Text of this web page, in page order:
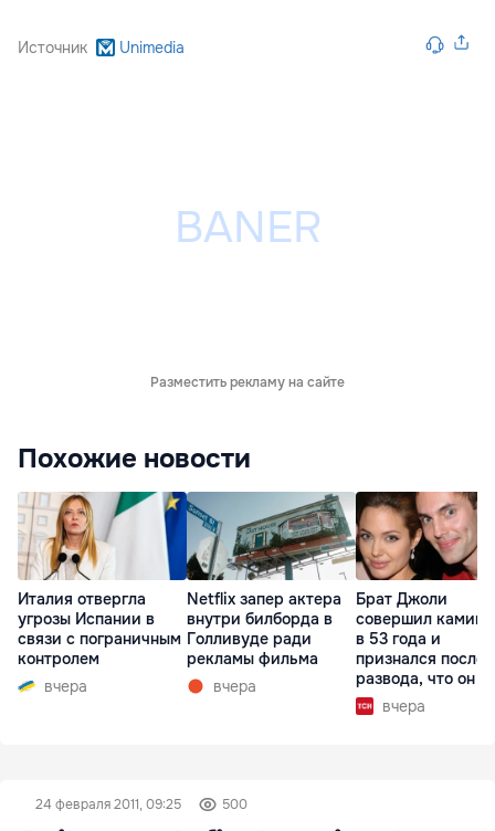
Источник Unimedia
Разместить рекламу на сайте
Похожие новости
Италия отвергла
угрозы Испании в
связи с пограничным
контролем
вчера
Netflix запер актера
внутри билборда в
Голливуде ради
рекламы фильма
вчера
Брат Джоли
совершил
в 53 года и
признался после
развода, что он
вчера
24 февраля 2011, 09:25 500